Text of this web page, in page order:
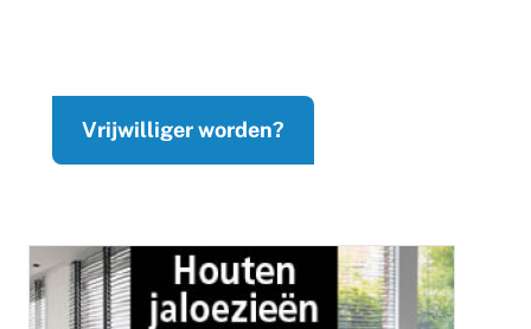
Vrijwilliger worden?